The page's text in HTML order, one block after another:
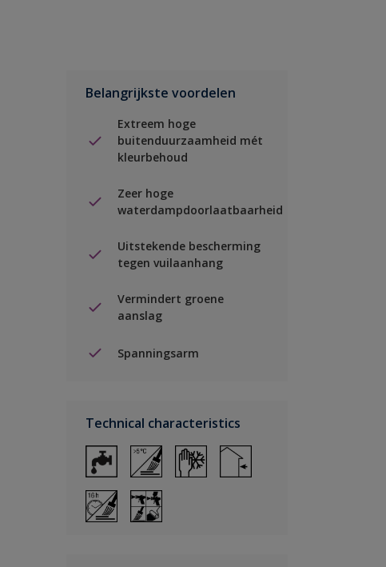
Belangrijkste voordelen
Extreem hoge
buitenduurzaamheid mét
kleurbehoud
Zeer hoge
waterdampdoorlaatbaarheid
Uitstekende bescherming
tegen vuilaanhang
Vermindert groene
aanslag
Spanningsarm
Technical characteristics